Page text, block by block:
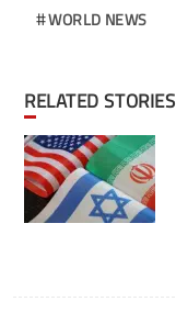
WORLD NEWS
RELATED STORIES